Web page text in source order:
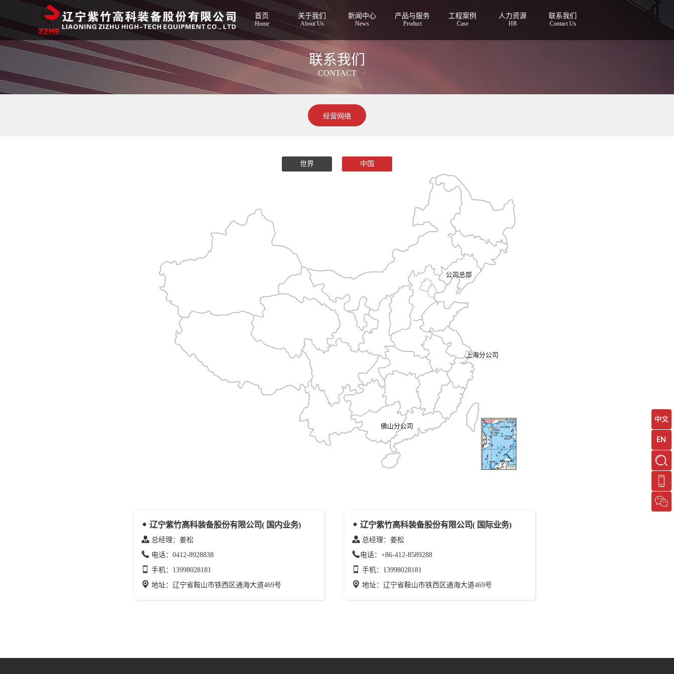
首页
Home
关于我们
About Us
新闻中心
News
产品与服务
Product
工程案例
Case
人力资源
HR
联系我们
Contact Us
联系我们
CONTACT
经营网络
世界 中国
上海分公司
公司总部
佛山分公司
辽宁紫竹高科装备股份有限公司( 国内业务)
总经理：姜松
电话：0412-8928838
手机：13998028181
地址：辽宁省鞍山市铁西区通海大道469号
辽宁紫竹高科装备股份有限公司( 国际业务)
总经理：姜松
电话：+86-412-8589288
手机：13998028181
地址：辽宁省鞍山市铁西区通海大道469号